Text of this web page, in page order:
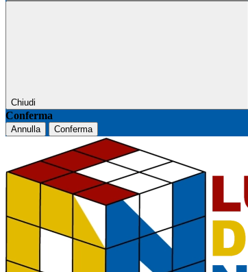
Chiudi
Conferma
Annulla Conferma